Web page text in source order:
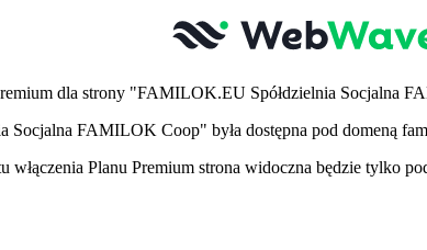
dla strony "FAMILOK.EU Spółdzielnia Socjalna
FAMILOK Coop" była dostępna pod domeną
włączenia Planu Premium strona widoczna będzie tylko